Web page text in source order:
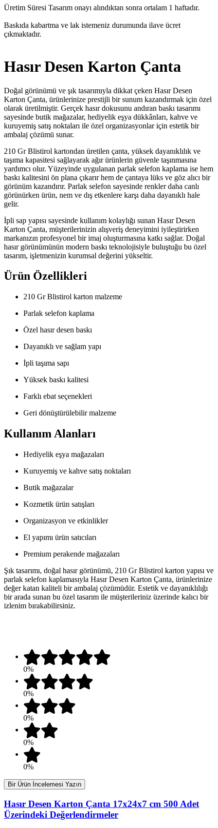
Üretim Süresi Tasarım onayı alındıktan sonra ortalam 1 haftadır.
Baskıda kabartma ve lak istemeniz durumunda ilave ücret
çıkmaktadır.
Hasır Desen Karton Çanta
Doğal görünümü ve şık tasarımıyla dikkat çeken Hasır Desen
Karton Çanta, ürünlerinize prestijli bir sunum kazandırmak için özel
olarak üretilmiştir. Gerçek hasır dokusunu andıran baskı tasarımı
sayesinde butik mağazalar, hediyelik eşya dükkânları, kahve ve
kuruyemiş satış noktaları ile özel organizasyonlar için estetik bir
ambalaj çözümü sunar.
210 Gr Blistirol kartondan üretilen çanta, yüksek dayanıklılık ve
taşıma kapasitesi sağlayarak ağır ürünlerin güvenle taşınmasına
yardımcı olur. Yüzeyinde uygulanan parlak selefon kaplama ise hem
baskı kalitesini ön plana çıkarır hem de çantaya lüks ve göz alıcı bir
görünüm kazandırır. Parlak selefon sayesinde renkler daha canlı
görünürken ürün, nem ve dış etkenlere karşı daha dayanıklı hale
gelir.
İpli sap yapısı sayesinde kullanım kolaylığı sunan Hasır Desen
Karton Çanta, müşterilerinizin alışveriş deneyimini iyileştirirken
markanızın profesyonel bir imaj oluşturmasına katkı sağlar. Doğal
hasır görünümünün modern baskı teknolojisiyle buluştuğu bu özel
tasarım, işletmenizin kurumsal değerini yükseltir.
Ürün Özellikleri
210 Gr Blistirol karton malzeme
Parlak selefon kaplama
Özel hasır desen baskı
Dayanıklı ve sağlam yapı
İpli taşıma sapı
Yüksek baskı kalitesi
Farklı ebat seçenekleri
Geri dönüştürülebilir malzeme
Kullanım Alanları
Hediyelik eşya mağazaları
Kuruyemiş ve kahve satış noktaları
Butik mağazalar
Kozmetik ürün satışları
Organizasyon ve etkinlikler
El yapımı ürün satıcıları
Premium perakende mağazaları
Şık tasarımı, doğal hasır görünümü, 210 Gr Blistirol karton yapısı ve
parlak selefon kaplamasıyla Hasır Desen Karton Çanta, ürünlerinize
değer katan kaliteli bir ambalaj çözümüdür. Estetik ve dayanıklılığı
bir arada sunan bu özel tasarım ile müşterileriniz üzerinde kalıcı bir
izlenim bırakabilirsiniz.
0%
0%
0%
0%
0%
Bir Ürün İncelemesi Yazın
Hasır Desen Karton Çanta 17x24x7 cm 500 Adet
Üzerindeki Değerlendirmeler